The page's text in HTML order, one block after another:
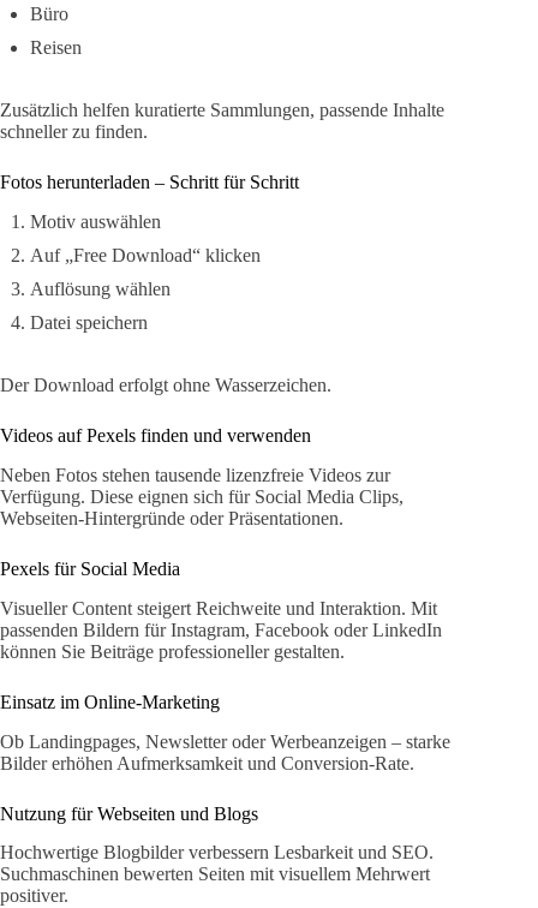
Büro
Reisen
Zusätzlich helfen kuratierte Sammlungen, passende Inhalte
schneller zu finden.
Fotos herunterladen – Schritt für Schritt
Motiv auswählen
Auf „Free Download“ klicken
Auflösung wählen
Datei speichern
Der Download erfolgt ohne Wasserzeichen.
Videos auf Pexels finden und verwenden
Neben Fotos stehen tausende lizenzfreie Videos zur
Verfügung. Diese eignen sich für Social Media Clips,
Webseiten-Hintergründe oder Präsentationen.
Pexels für Social Media
Visueller Content steigert Reichweite und Interaktion. Mit
passenden Bildern für Instagram, Facebook oder LinkedIn
können Sie Beiträge professioneller gestalten.
Einsatz im Online-Marketing
Ob Landingpages, Newsletter oder Werbeanzeigen – starke
Bilder erhöhen Aufmerksamkeit und Conversion-Rate.
Nutzung für Webseiten und Blogs
Hochwertige Blogbilder verbessern Lesbarkeit und SEO.
Suchmaschinen bewerten Seiten mit visuellem Mehrwert
positiver.